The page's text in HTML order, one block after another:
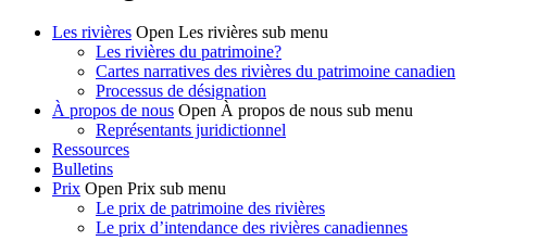
Les rivières Open Les rivières sub menu
Les rivières du patrimoine?
Cartes narratives des rivières du patrimoine canadien
Processus de désignation
À propos de nous Open À propos de nous sub menu
Représentants juridictionnel
Ressources
Bulletins
Prix Open Prix sub menu
Le prix de patrimoine des rivières
Le prix d’intendance des rivières canadiennes